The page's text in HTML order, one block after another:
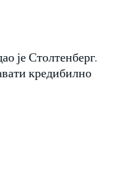
је Столтенберг.
кредибилно